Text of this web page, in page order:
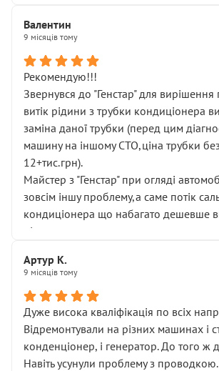
Валентин
9 місяців тому
Рекомендую!!!
Звернувся до "Генстар" для
витік рідини з трубки кондиціонера
заміна даної трубки (перед цим
машину на іншому СТО,ціна трубки
12+тис.грн).
Майстер з "Генстар" при огляді
зовсім іншу проблему,а саме потік
кондиціонера що набагато дешевше
підсумку.
Артур К.
9 місяців тому
Дуже висока кваліфікація по всіх
Відремонтували на різних машинах і
конденціонер, і генератор. До того ж
Навіть усунули проблему з проводкою.